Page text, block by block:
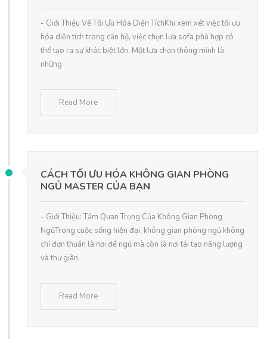
- Giới Thiệu Về Tối Ưu Hóa Diện TíchKhi xem xét việc tối ưu
hóa diện tích trong căn hộ, việc chọn lựa sofa phù hợp có
thể tạo ra sự khác biệt lớn. Một lựa chọn thông minh là
những
Read More
CÁCH TỐI ƯU HÓA KHÔNG GIAN PHÒNG
NGỦ MASTER CỦA BẠN
- Giới Thiệu: Tầm Quan Trọng Của Không Gian Phòng
NgủTrong cuộc sống hiện đại, không gian phòng ngủ không
chỉ đơn thuần là nơi để ngủ mà còn là nơi tái tạo năng lượng
và thư giãn.
Read More